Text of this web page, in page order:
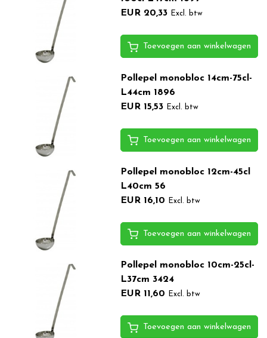
EUR 20,33
Excl. btw
Toevoegen aan winkelwagen
Pollepel monobloc 14cm-75cl-
L44cm 1896
EUR 15,53
Excl. btw
Toevoegen aan winkelwagen
Pollepel monobloc 12cm-45cl
L40cm 56
EUR 16,10
Excl. btw
Toevoegen aan winkelwagen
Pollepel monobloc 10cm-25cl-
L37cm 3424
EUR 11,60
Excl. btw
Toevoegen aan winkelwagen